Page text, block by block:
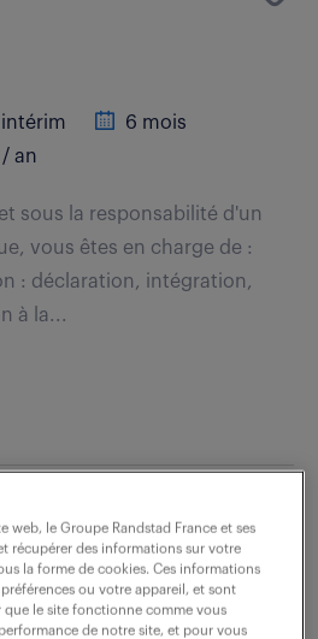
intérim
6 mois
an
sous la responsabilité d'un
vous êtes en charge de :
: déclaration, intégration,
à la...
de proximité
web, le Groupe Randstad France et ses
récupérer des informations sur votre
la forme de cookies. Ces informations
ou votre appareil, et sont
le site fonctionne comme vous
de notre site, et pour vous